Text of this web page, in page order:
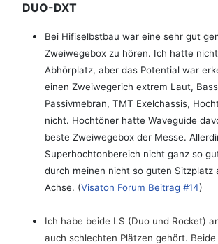
DUO-DXT
Bei Hifiselbstbau war eine sehr gut
Zweiwegebox zu hören. Ich hatte
Abhörplatz, aber das Potential war
einen Zweiwegerich extrem Laut,
Passivmebran, TMT Exelchassis,
nicht. Hochtöner hatte Waveguide
beste Zweiwegebox der Messe.
Superhochtonbereich nicht ganz so
durch meinen nicht so guten Sitzplatz
Achse. (Visaton Forum Beitrag #14)
Ich habe beide LS (Duo und Rocket)
auch schlechten Plätzen gehört.